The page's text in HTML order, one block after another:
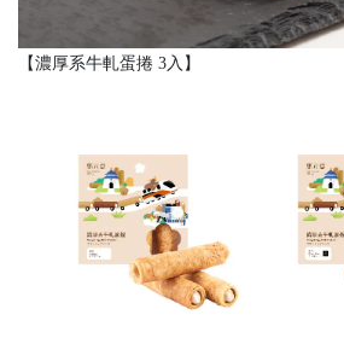
【濃厚系牛軋蛋捲 3入】